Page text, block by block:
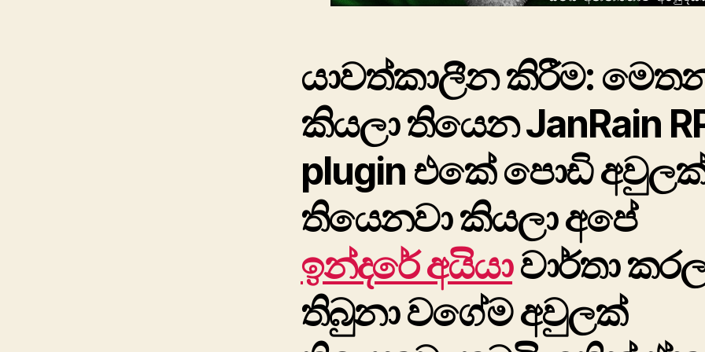
යාවත්කාලීන කිරීම:
කියලා තියෙන JanRain
plugin එකේ පොඩි
තියෙනවා කියලා අපේ
ඉන්දරේ අයියාවාර්තා
තිබුනා ව‍ගේම අවුලක්